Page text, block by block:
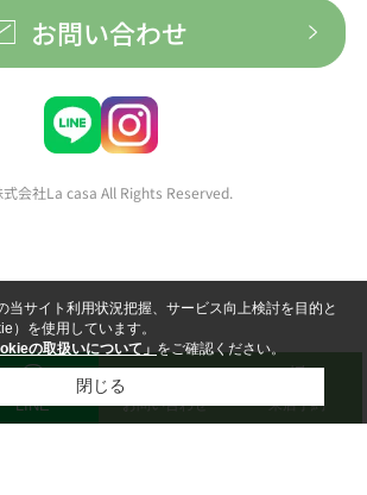
お問い合わせ
式会社La casa All Rights Reserved.
LINE お問い合わせ 来店予約
当サイト利用状況把握、サービス向上検討を目的と
）を使用しています。
の取扱いについて」をご確認ください。
閉じる